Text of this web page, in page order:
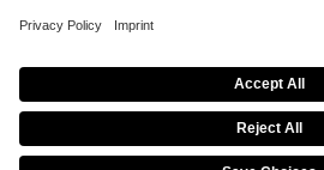
CAREER MEDIA RIGHTS
Imprint
Privacy Policy Cookie
Copyright Policy
Procurement